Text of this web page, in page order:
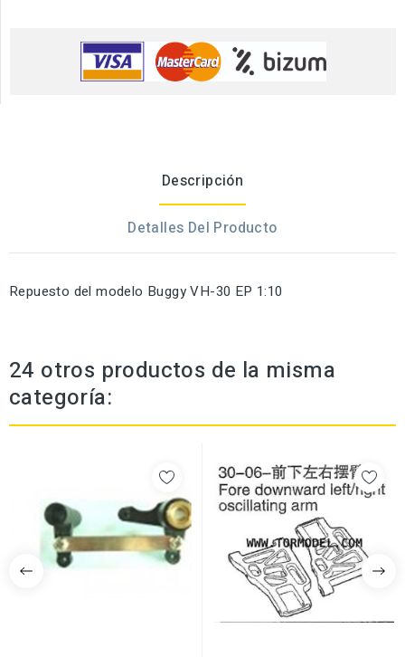
Descripción
Detalles Del Producto
Repuesto del modelo Buggy VH-30 EP 1:10
24 otros productos de la misma
categoría: